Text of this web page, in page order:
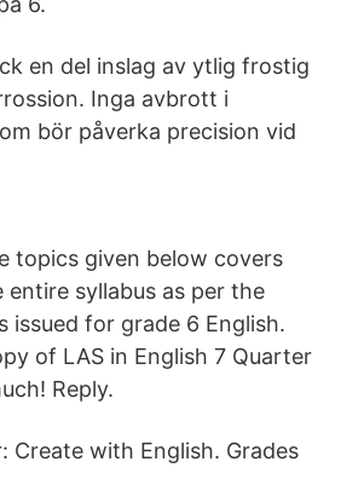
en del inslag av ytlig frostig
Inga avbrott i
bör påverka precision vid
topics given below covers
entire syllabus as per the
issued for grade 6 English.
of LAS in English 7 Quarter
Reply.
Create with English. Grades